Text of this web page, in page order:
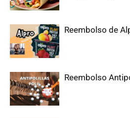
Reembolso de
Reembolso